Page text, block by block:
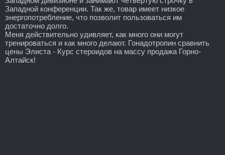
Западной конференции. Так же, товар имеет низкое
энергопотребление, что позволит пользоваться им
достаточно долго.
Меня действительно удивляет, как много они могут
тренироваться и как много делают. Гонадотропин сравнить
цены Элиста - Курс стероидов на массу продажа Горно-
Алтайск!